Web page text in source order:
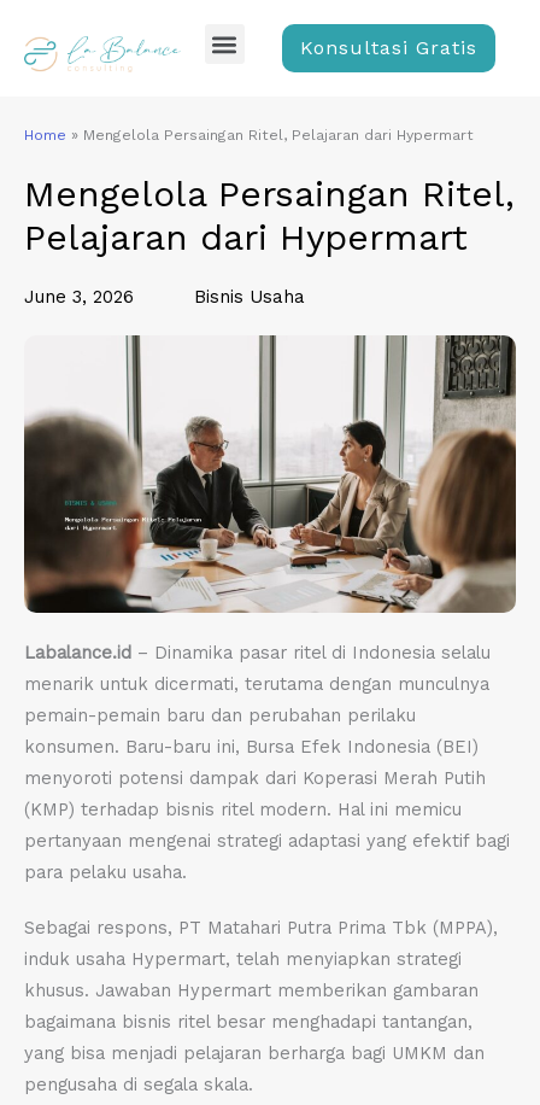
content
Menu Konsultasi Gratis
Home » Mengelola Persaingan Ritel, Pelajaran dari Hypermart
Mengelola Persaingan Ritel,
Pelajaran dari Hypermart
June 3, 2026 Bisnis Usaha
Labalance.id – Dinamika pasar ritel di Indonesia selalu
menarik untuk dicermati, terutama dengan munculnya
pemain-pemain baru dan perubahan perilaku
konsumen. Baru-baru ini, Bursa Efek Indonesia (BEI)
menyoroti potensi dampak dari Koperasi Merah Putih
(KMP) terhadap bisnis ritel modern. Hal ini memicu
pertanyaan mengenai strategi adaptasi yang efektif bagi
para pelaku usaha.
Sebagai respons, PT Matahari Putra Prima Tbk (MPPA),
induk usaha Hypermart, telah menyiapkan strategi
khusus. Jawaban Hypermart memberikan gambaran
bagaimana bisnis ritel besar menghadapi tantangan,
yang bisa menjadi pelajaran berharga bagi UMKM dan
pengusaha di segala skala.